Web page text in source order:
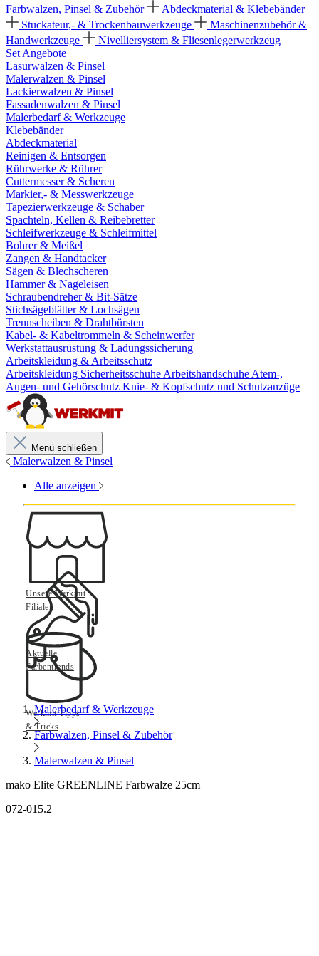
Farbwalzen, Pinsel & Zubehör
Abdeckmaterial & Klebebänder
Stuckateur,- & Trockenbauwerkzeuge
Maschinenzubehör &
Handwerkzeuge
Nivelliersystem & Fliesenlegerwerkzeug
Set Angebote
Lasurwalzen & Pinsel
Malerwalzen & Pinsel
Lackierwalzen & Pinsel
Fassadenwalzen & Pinsel
Malerbedarf & Werkzeuge
Klebebänder
Abdeckmaterial
Reinigen & Entsorgen
Rührwerke & Rührer
Cuttermesser & Scheren
Markier,- & Messwerkzeuge
Tapezierwerkzeuge & Schaber
Spachteln, Kellen & Reibebretter
Schleifwerkzeuge & Schleifmittel
Bohrer & Meißel
Zangen & Handtacker
Sägen & Blechscheren
Hammer & Nageleisen
Schraubendreher & Bit-Sätze
Stichsägeblätter & Lochsägen
Trennscheiben & Drahtbürsten
Kabel- & Kabeltrommeln & Scheinwerfer
Werkstattausrüstung & Ladungssicherung
Arbeitskleidung & Arbeitsschutz
Arbeitskleidung Sicherheitsschuhe Arbeitshandschuhe Atem-,
Augen- und Gehörschutz Knie- & Kopfschutz und Schutzanzüge
Menü schließen
Malerwalzen & Pinsel
Alle anzeigen
Unsere Werkmit
Filialen
Aktuelle
Farbentrends
Werkmit Tipps
& Tricks
Malerbedarf & Werkzeuge
Farbwalzen, Pinsel & Zubehör
Malerwalzen & Pinsel
mako Elite GREENLINE Farbwalze 25cm
072-015.2